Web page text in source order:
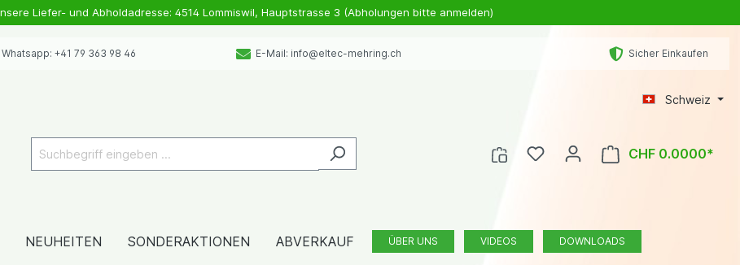
Liefer- und Abholdadresse: 4514 Lommiswil, Hauptstrasse 3 (Abholungen bitte anmelden)
+41 79 363 98 46 E-Mail: info@eltec-mehring.ch Sicher Einkaufen
Schweiz
CHF 0.0000*
NEUHEITEN SONDERAKTIONEN ABVERKAUF ÜBER UNS VIDEOS DOWNLOADS